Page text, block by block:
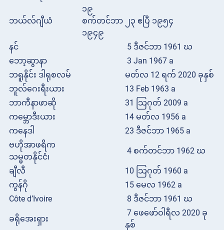
ဘယ်လ်ဂျီယံ
၁၉
စက်တင်ဘာ
၁၉၄၉
၂၃ ဧပြီ ၁၉၅၄
နင်
5 ဒီဇင်ဘာ 1961 ဃ
ဘော့ဆွာနာ
3 Jan 1967 a
ဘရူနိုင်း ဒါရုစလမ်
မတ်လ 12 ရက် 2020 ခုနှစ်
ဘူလ်ဂေးရီးယား
13 Feb 1963 a
ဘာကီနာဖာဆို
31 သြဂုတ် 2009 a
ကမ္ဘောဒီးယား
14 မတ်လ 1956 a
ကနေဒါ
23 ဒီဇင်ဘာ 1965 a
ဗဟိုအာဖရိက
သမ္မတနိုင်ငံ၊
4 စက်တင်ဘာ 1962 ဃ
ချီလီ
10 သြဂုတ် 1960 a
ကွန်ဂို
15 မေလ 1962 a
Côte d’Ivoire
8 ဒီဇင်ဘာ 1961 ဃ
ခရိုအေးရှား
7 ဖေဖော်ဝါရီလ 2020 ခု
နှစ်